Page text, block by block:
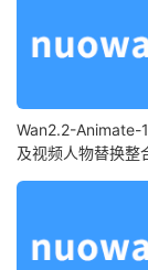
Wan2.2-
及视频人物替换整